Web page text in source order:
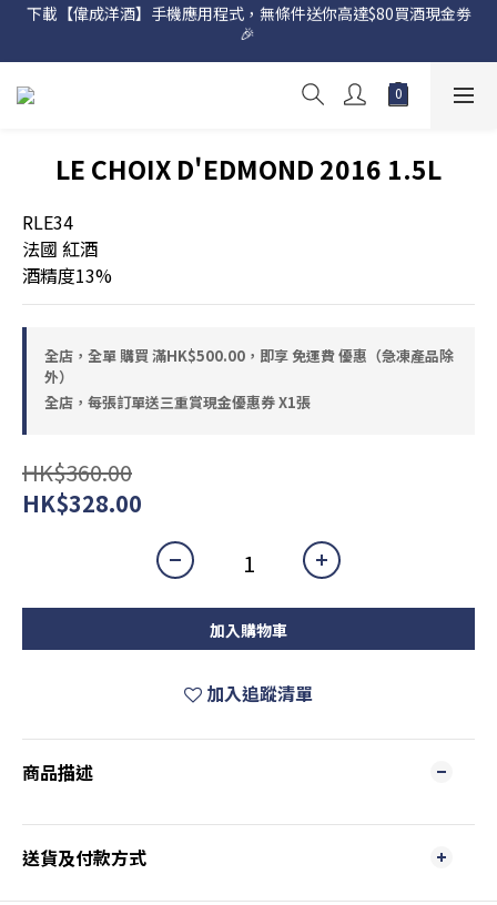
網店購滿 $500 即享免費送貨服務📦
下載【偉成洋酒】手機應用程式，無條件送你高達$80買酒現金劵
🎉
LE CHOIX D'EDMOND 2016 1.5L
RLE34
法國 紅酒
酒精度13%
全店，全單 購買 滿HK$500.00，即享 免運費 優惠（急凍產品除
外）
全店，每張訂單送三重賞現金優惠券 X1張
HK$360.00
HK$328.00
加入購物車
加入追蹤清單
商品描述
送貨及付款方式